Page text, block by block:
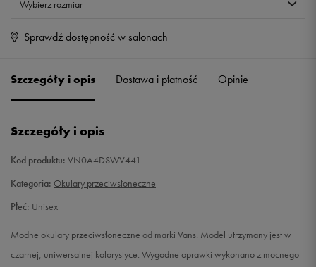
Wybierz rozmiar
ONE SIZE Powiadom o dostępności
Sprawdź dostępność w salonach
Szczegóły i opis Dostawa i płatność Opinie
Szczegóły i opis
Kod produktu: VN0A4DSWV441
Kategoria: Okulary przeciwsłoneczne
Płeć: Unisex
Modne okulary przeciwsłoneczne od marki Vans. Model utrzymany jest w
czarnej, uniwersalnej kolorystyce. Wygodne oprawki wykonano z mocnego